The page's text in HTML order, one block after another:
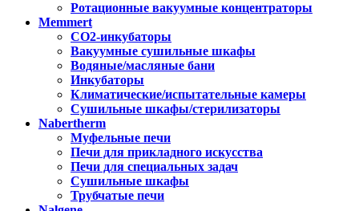
Ротационные вакуумные концентраторы
Memmert
CO2-инкубаторы
Вакуумные сушильные шкафы
Водяные/масляные бани
Инкубаторы
Климатические/испытательные камеры
Сушильные шкафы/стерилизаторы
Nabertherm
Муфельные печи
Печи для прикладного искусства
Печи для специальных задач
Сушильные шкафы
Трубчатые печи